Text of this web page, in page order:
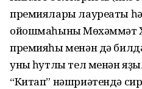
премиялары лауреаты
ойошмаһының Мөхәммәт
премияһы менән дә
уның һутлы тел менән
“Китап” нәшриәтендә